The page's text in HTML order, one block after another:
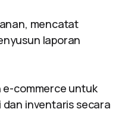
mencatat
laporan
commerce untuk
inventaris secara